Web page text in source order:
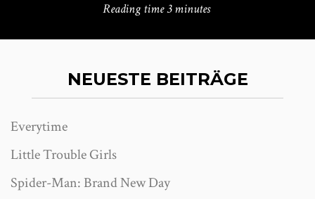
Reading time3 minutes
NEUESTE BEITRÄGE
Everytime
Little Trouble Girls
Spider-Man: Brand New Day